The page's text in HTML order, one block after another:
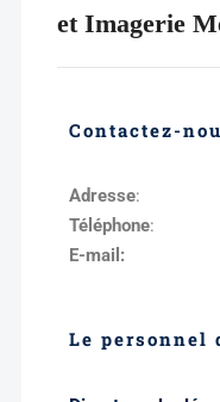
et Imagerie
Contactez-
Adresse:
Téléphone:
E-mail:
Le personnel